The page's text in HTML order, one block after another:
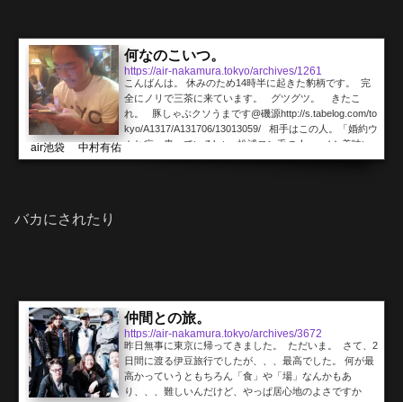
何なのこいつ。
https://air-nakamura.tokyo/archives/1261
こんばんは。 休みのため14時半に起きた豹柄です。 完
全にノリで三茶に来ています。 グツグツ。 きたこ
れ。 豚しゃぶクソうまです@磯源http://s.tabelog.com/to
kyo/A1317/A131706/13013059/ 相手はこの人。「婚約ウ
カれ症」患っているk-two松浦ロン毛の人。 メシ美味い
し、正月の予定しゃべったり、サロンの話して楽しいは
air池袋 中村有佑
バカにされたり
仲間との旅。
https://air-nakamura.tokyo/archives/3672
昨日無事に東京に帰ってきました。 ただいま。 さて、2
日間に渡る伊豆旅行でしたが、、、最高でした。 何が最
高かっていうともちろん「食」や「場」なんかもあ
り、、、難しいんだけど、やっぱ居心地のよさですか